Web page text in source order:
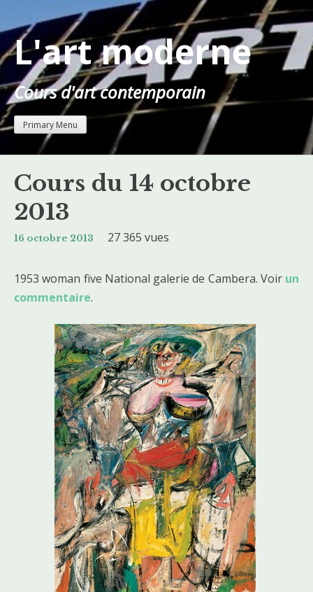
to
content
L'art moderne
Cours d'art contemporain
Primary Menu
Cours du 14 octobre
2013
16 octobre 2013 27 365 vues
1953 woman five National galerie de Cambera. Voir un
commentaire.